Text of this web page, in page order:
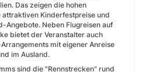
Das zeigen die hohen
Kinderfestpreise und
Angebote. Neben Flugreisen auf
bietet der Veranstalter auch
mit eigener Anreise
im Ausland.
sind die "Rennstrecken" rund